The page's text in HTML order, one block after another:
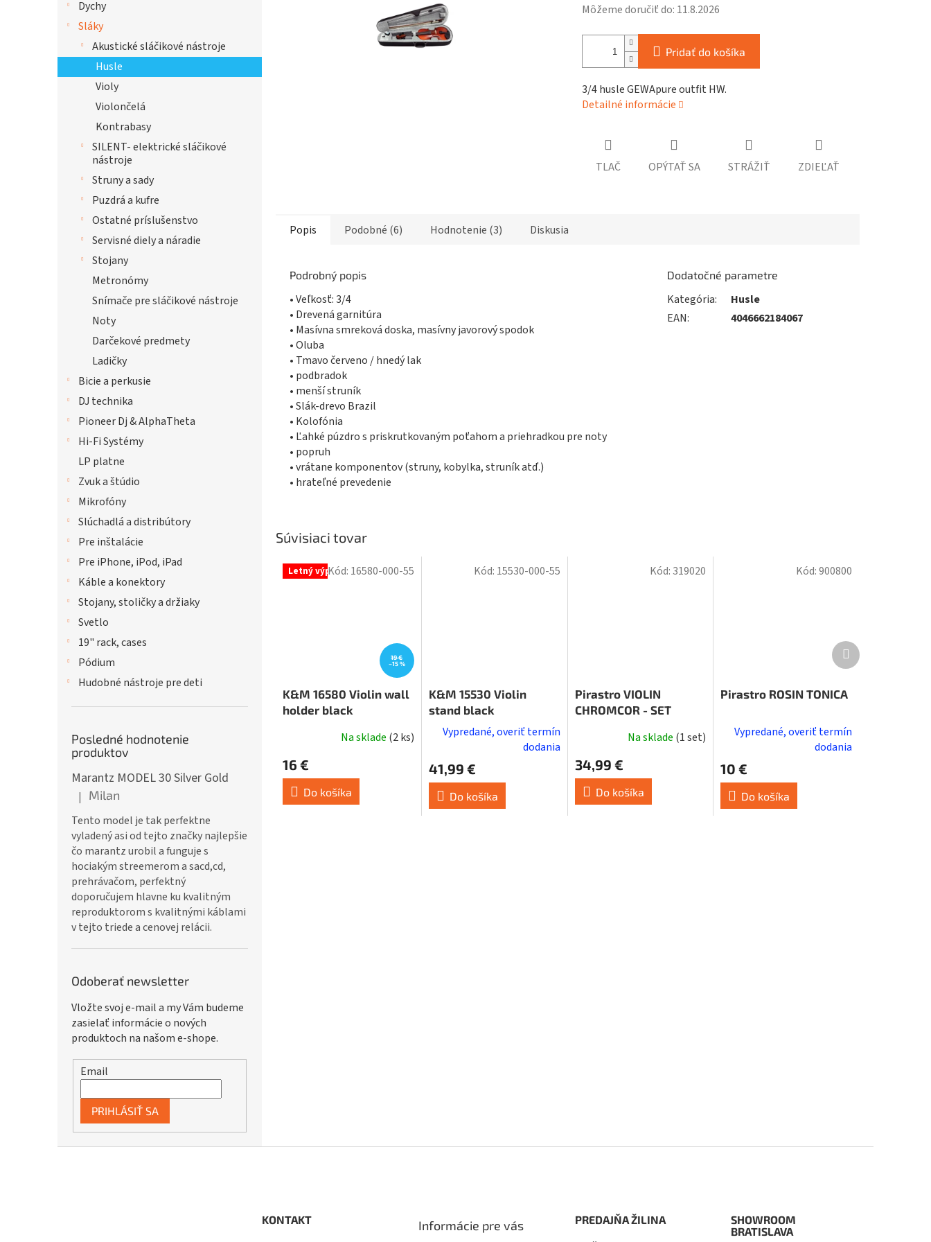
Dychy
Sláky
Akustické sláčikové nástroje
Husle
Violy
Violončelá
Kontrabasy
SILENT- elektrické sláčikové
nástroje
Struny a sady
Puzdrá a kufre
Ostatné príslušenstvo
Servisné diely a náradie
Stojany
Metronómy
Snímače pre sláčikové nástroje
Noty
Darčekové predmety
Ladičky
Bicie a perkusie
DJ technika
Pioneer Dj & AlphaTheta
Hi-Fi Systémy
LP platne
Zvuk a štúdio
Mikrofóny
Slúchadlá a distribútory
Pre inštalácie
Pre iPhone, iPod, iPad
Káble a konektory
Stojany, stoličky a držiaky
Svetlo
19" rack, cases
Pódium
Hudobné nástroje pre deti
Posledné hodnotenie
produktov
Marantz MODEL 30 Silver Gold
Hodnotenie produktu je 5 z 5 hviezdičiek.
| Milan
Tento model je tak perfektne
vyladený asi od tejto značky najlepšie
čo marantz urobil a funguje s
hociakým streemerom a sacd,cd,
prehrávačom, perfektný
doporučujem hlavne ku kvalitným
reproduktorom s kvalitnými káblami
v tejto triede a cenovej relácii.
Odoberať newsletter
Vložte svoj e-mail a my Vám budeme
zasielať informácie o nových
produktoch na našom e-shope.
Email
PRIHLÁSIŤ SA
Môžeme doručiť do: 11.8.2026
Pridať do košíka
3/4 husle GEWApure outfit HW.
Detailné informácie
TLAČ OPÝTAŤ SA STRÁŽIŤ ZDIEĽAŤ
Popis Podobné (6) Hodnotenie (3) Diskusia
Podrobný popis
• Veľkosť: 3/4
• Drevená garnitúra
• Masívna smreková doska, masívny javorový spodok
• Oluba
• Tmavo červeno / hnedý lak
• podbradok
• menší struník
• Slák-drevo Brazil
• Kolofónia
• Ľahké púzdro s priskrutkovaným poťahom a priehradkou pre noty
• popruh
• vrátane komponentov (struny, kobylka, struník atď.)
• hrateľné prevedenie
Dodatočné parametre
Kategória:
Husle
EAN: 4046662184067
Súvisiaci tovar
Letný výpredaj
19 €
–15 %
K&M 16580 Violin wall
holder black
Na sklade (2 ks)
16 €
Do košíka
Kód: 16580-000-55
K&M 15530 Violin
stand black
Vypredané, overiť termín
dodania
41,99 €
Do košíka
Kód: 15530-000-55
Pirastro VIOLIN
CHROMCOR - SET
produktu
4,0
Na sklade (1 set)
34,99 €
Do košíka
Kód: 319020
Pirastro ROSIN TONICA
Vypredané, overiť termín
dodania
10 €
Do košíka
Kód:900800
Ďalší
produkt
KONTAKT
Informácie pre vás
PREDAJŇA ŽILINA
SHOWROOM
BRATISLAVA